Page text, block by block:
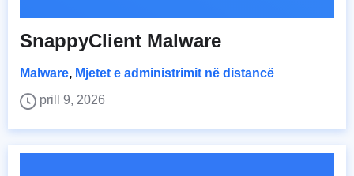
SnappyClient Malware
Malware, Mjetet e administrimit në distancë
prill 9, 2026